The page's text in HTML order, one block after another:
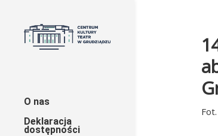
O nas
Deklaracja
dostępności